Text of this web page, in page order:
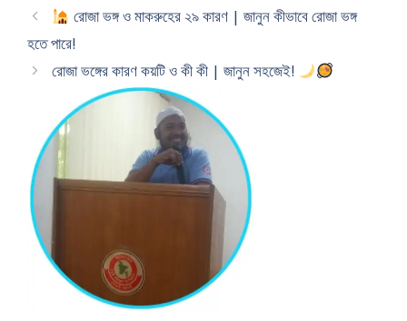
রোজা ভঙ্গ ও মাকরুহের ২৯ কারণ | জানুন কীভাবে রোজা ভঙ্গ
হতে পারে!
রোজা ভঙ্গের কারণ কয়টি ও কী কী | জানুন সহজেই!